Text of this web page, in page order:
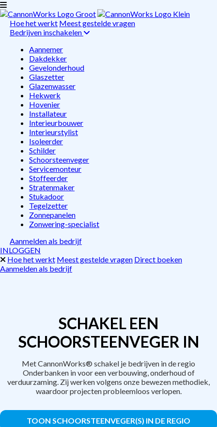
Hoe het werkt Meest gestelde vragen
Bedrijven inschakelen
Aannemer
Dakdekker
Gevelonderhoud
Glaszetter
Glazenwasser
Hekwerk
Hovenier
Installateur
Interieurbouwer
Interieurstylist
Isoleerder
Schilder
Schoorsteenveger
Servicemonteur
Stoffeerder
Stratenmaker
Stukadoor
Tegelzetter
Zonnepanelen
Zonwering-specialist
Aanmelden als bedrijf
INLOGGEN
Hoe het werkt Meest gestelde vragen Direct boeken
Aanmelden als bedrijf
SCHAKEL EEN
SCHOORSTEENVEGER IN
Met CannonWorks® schakel je bedrijven in de regio
Onderbanken in voor een verbouwing, onderhoud of
verduurzaming. Zij werken volgens onze bewezen methodiek,
waardoor projecten probleemloos verlopen.
TOON SCHOORSTEENVEGER(S) IN DE REGIO